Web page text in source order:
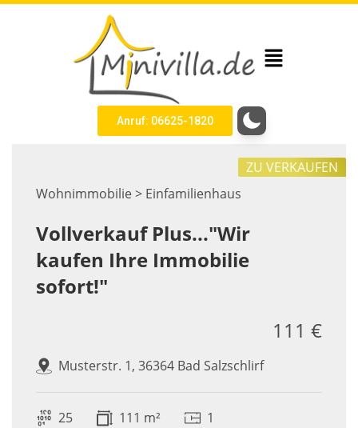
Anruf: 06625-1820
Wohnimmobilie > Einfamilienhaus
ZU VERKAUFEN
Vollverkauf Plus..."Wir
kaufen Ihre Immobilie
sofort!"
Musterstr. 1, 36364 Bad Salzschlirf
111 €
25 111 m² 1